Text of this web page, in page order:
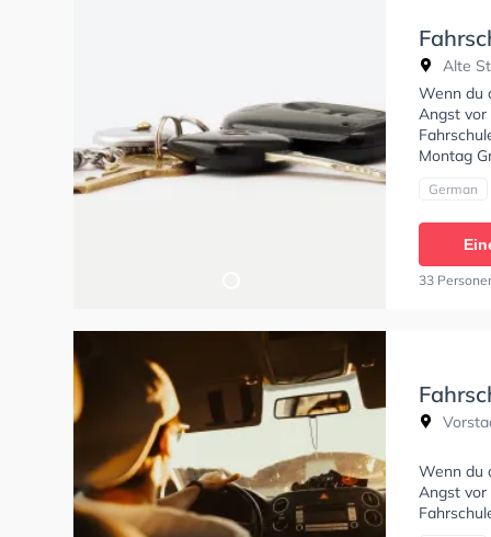
Alte
Wenn du
Angst vor
Montag
German
33
Wenn du
Angst vor